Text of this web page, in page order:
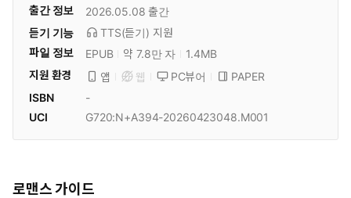
출간 정보 2026.05.08 출간
듣기 기능
TTS(듣기) 지원
파일 정보
EPUB 약 7.8만 자
1.4MB
지원 환경
앱 웹 PC뷰어
PAPER
ISBN
-
UCI
G720:N+A394-20260423048.M001
로맨스 가이드